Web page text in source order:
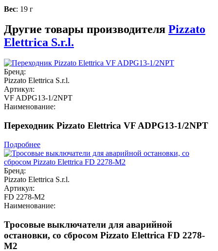
Вес: 19 г
Другие товары производителя Pizzato
Elettrica S.r.l.
Бренд:
Pizzato Elettrica S.r.l.
Артикул:
VF ADPG13-1/2NPT
Наименование:
Переходник Pizzato Elettrica VF ADPG13-1/2NPT
Подробнее
Бренд:
Pizzato Elettrica S.r.l.
Артикул:
FD 2278-M2
Наименование:
Тросовые выключатели для аварийной
остановки, со сбросом Pizzato Elettrica FD 2278-
M2